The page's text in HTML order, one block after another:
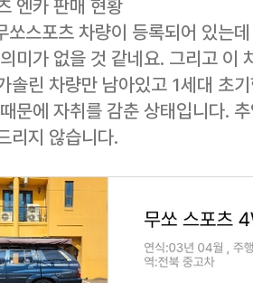
엔카 판매 현황
쏘스포츠 차량이 등록되어 있는
미가 없을 것 같네요. 그리고 이
솔린 차량만 남아있고 1세대 초
문에 자취를 감춘 상태입니다.
리지 않습니다.